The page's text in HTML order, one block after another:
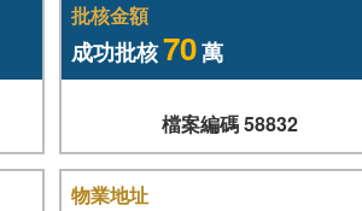
批核金額
成功批核70萬
檔案編碼 58832
物業地址